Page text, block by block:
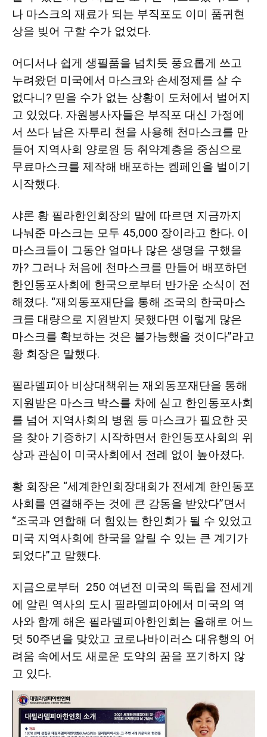
나 마스크의 재료가 되는 부직포도 이미 품귀현
상을 빚어 구할 수가 없었다.
어디서나 쉽게 생필품을 넘치듯 풍요롭게 쓰고
누려왔던 미국에서 마스크와 손세정제를 살 수
없다니? 믿을 수가 없는 상황이 도처에서 벌어지
고 있었다. 자원봉사자들은 부직포 대신 가정에
서 쓰다 남은 자투리 천을 사용해 천마스크를 만
들어 지역사회 양로원 등 취약계층을 중심으로
무료마스크를 제작해 배포하는 켐페인을 벌이기
시작했다.
샤론 황 필라한인회장의 말에 따르면 지금까지
나눠준 마스크는 모두 45,000 장이라고 한다. 이
마스크들이 그동안 얼마나 많은 생명을 구했을
까? 그러나 처음에 천마스크를 만들어 배포하던
한인동포사회에 한국으로부터 반가운 소식이 전
해졌다. “재외동포재단을 통해 조국의 한국마스
크를 대량으로 지원받지 못했다면 이렇게 많은
마스크를 확보하는 것은 불가능했을 것이다”라고
황 회장은 말했다.
필라델피아 비상대책위는 재외동포재단을 통해
지원받은 마스크 박스를 차에 싣고 한인동포사회
를 넘어 지역사회의 병원 등 마스크가 필요한 곳
을 찾아 기증하기 시작하면서 한인동포사회의 위
상과 관심이 미국사회에서 전례 없이 높아졌다.
황 회장은 “세계한인회장대회가 전세계 한인동포
사회를 연결해주는 것에 큰 감동을 받았다”면서
“조국과 연합해 더 힘있는 한인회가 될 수 있었고
미국 지역사회에 한국을 알릴 수 있는 큰 계기가
되었다”고 말했다.
지금으로부터 250 여년전 미국의 독립을 전세게
에 알린 역사의 도시 필라델피아에서 미국의 역
사와 함께 해온 필라델피아한인회는 올해로 어느
덧 50주년을 맞았고 코로나바이러스 대유행의 어
려움 속에서도 새로운 도약의 꿈을 포기하지 않
고 있다.